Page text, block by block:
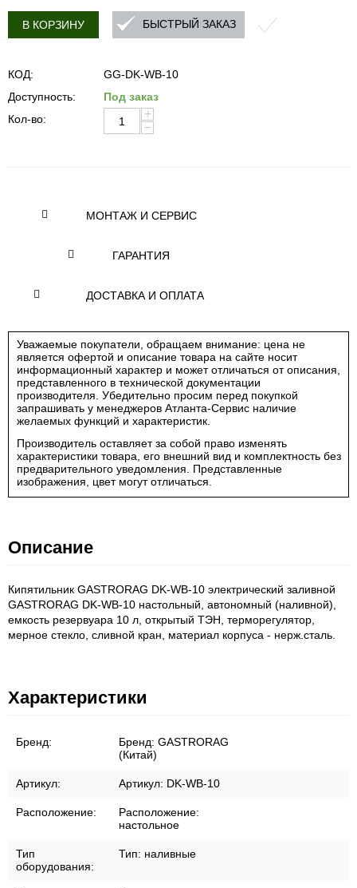
В КОРЗИНУ БЫСТРЫЙ ЗАКАЗ
КОД:
GG-DK-WB-10
Доступность:
Под заказ
Кол-во:
+
−
МОНТАЖ И СЕРВИС
ГАРАНТИЯ
ДОСТАВКА И ОПЛАТА
Уважаемые покупатели, обращаем внимание: цена не
является офертой и описание товара на сайте носит
информационный характер и может отличаться от описания,
представленного в технической документации
производителя. Убедительно просим перед покупкой
запрашивать у менеджеров Атланта-Сервис наличие
желаемых функций и характеристик.
Производитель оставляет за собой право изменять
характеристики товара, его внешний вид и комплектность без
предварительного уведомления. Представленные
изображения, цвет могут отличаться.
Описание
Кипятильник GASTRORAG DK-WB-10 электрический заливной
GASTRORAG DK-WB-10 настольный, автономный (наливной),
емкость резервуара 10 л, открытый ТЭН, терморегулятор,
мерное стекло, сливной кран, материал корпуса - нерж.сталь.
Характеристики
Бренд: Бренд: GASTRORAG
(Китай)
Артикул: Артикул: DK-WB-10
Расположение:
Расположение:
настольное
Тип
оборудования:
Тип: наливные